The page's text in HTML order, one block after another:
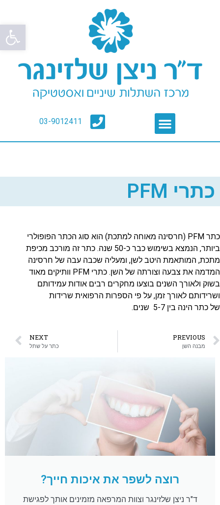
פתח
03-9012411
כתרי PFM
כתר PFM (חרסינה מאוחה למתכת) הוא סוג הכתר הפופולרי
ביותר, הנמצא בשימוש כבר כ-50 שנה. כתר זה מורכב מכיפת
מתכת, המותאמת היטב לשן, ומעליה שכבה עבה של חרסינה
המדמה את צבעה וצורתה של השן. כתרי PFM וותיקים מאוד
בשוק ולאורך השנים בוצעו מחקרים רבים אודות עמידותם
ושרידותם לאורך זמן, על פי הספרות הרפואית שרידות
של כתר הינה בין 5-7 שנים.
PREVIOUS
מבנה השן
NEXT
כתר על שתל
רוצה לשפר את איכות חייך?
ד"ר ניצן שלזינגר וצוות המרפאה מזמינים אותך לפגישת